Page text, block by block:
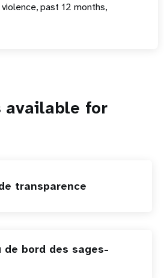
past 12 months,
available for
transparence
de bord des sages-